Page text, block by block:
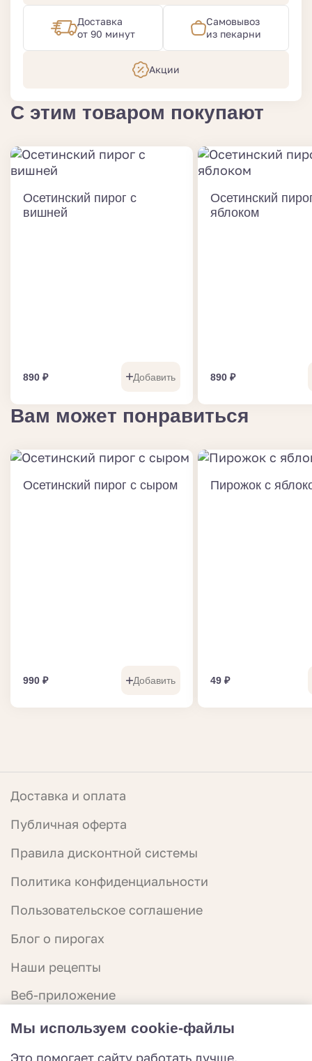
Доставка
от 90 минут
Самовывоз
из пекарни
Акции
С этим товаром покупают
Осетинский пирог с
вишней
890 ₽ Добавить
Осетинский
яблоком
890 ₽
Вам может понравиться
Осетинский пирог с сыром
990 ₽ Добавить
Пирожок с
49 ₽
Доставка и оплата
Публичная оферта
Правила дисконтной системы
Политика конфиденциальности
Пользовательское соглашение
Блог о пирогах
Наши рецепты
Веб-приложение
О нас
Контакты
Мы используем cookie-файлы
Это помогает сайту работать лучше.